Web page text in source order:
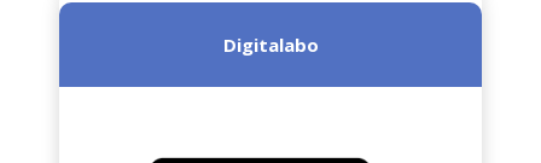
Digitalabo